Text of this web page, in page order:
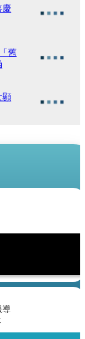
舊
導